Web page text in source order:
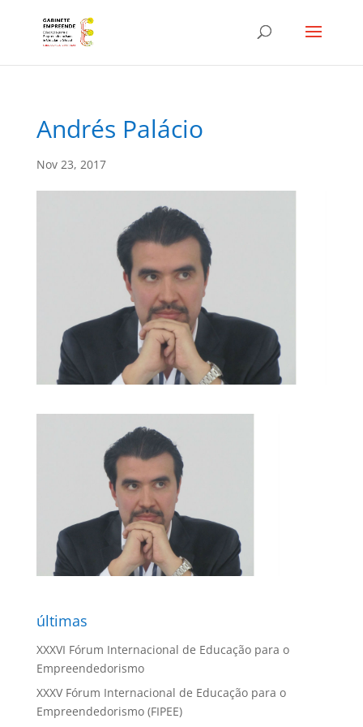
Andrés Palácio
Nov 23, 2017
últimas
XXXVI Fórum Internacional de Educação para o
Empreendedorismo
XXXV Fórum Internacional de Educação para o
Empreendedorismo (FIPEE)